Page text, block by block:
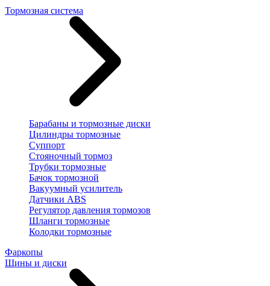
Тормозная система
Барабаны и тормозные диски
Цилиндры тормозные
Суппорт
Стояночный тормоз
Трубки тормозные
Бачок тормозной
Вакуумный усилитель
Датчики ABS
Регулятор давления тормозов
Шланги тормозные
Колодки тормозные
Фаркопы
Шины и диски